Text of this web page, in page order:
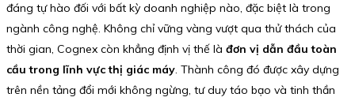
đáng tự hào đối với bất kỳ doanh nghiệp nào, đặc biệt là trong
ngành công nghệ. Không chỉ vững vàng vượt qua thử thách của
thời gian, Cognex còn khẳng định vị thế là đơn vị dẫn đầu toàn
cầu trong lĩnh vực thị giác máy. Thành công đó được xây dựng
trên nền tảng đổi mới không ngừng, tư duy táo bạo và tinh thần